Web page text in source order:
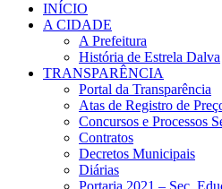
INÍCIO
A CIDADE
A Prefeitura
História de Estrela Dalva
TRANSPARÊNCIA
Portal da Transparência
Atas de Registro de
Concursos e Processos
Contratos
Decretos Municipais
Diárias